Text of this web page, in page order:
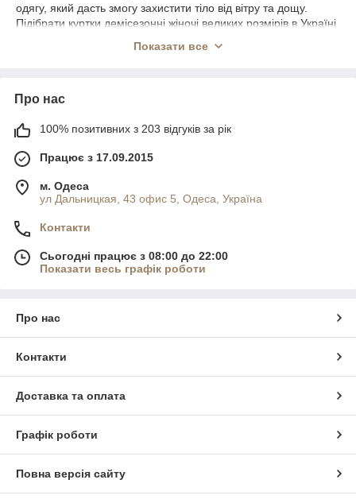
одягу, який дасть змогу захистити тіло від вітру та дощу.
Підібрати куртки демісезонні жіночі великих розмірів в Україні
цінами представлений величезний вибір зручних і практичних
Яку купити жіночу демісезонну куртку
великого розміру?
Виділяють такі різновиди такого верхнього одягу:
коротка;
з капюшоном або без;
куртка-жилет;
з принтом або однотонна;
Показати все
Про нас
100% позитивних з 203 відгуків за рік
Працює з 17.09.2015
м. Одеса
ул Дальницкая, 43 офис 5, Одеса, Україна
Контакти
Сьогодні працює з 08:00 до 22:00
Показати весь графік роботи
Про нас
Контакти
Доставка та оплата
Графік роботи
Повна версія сайту